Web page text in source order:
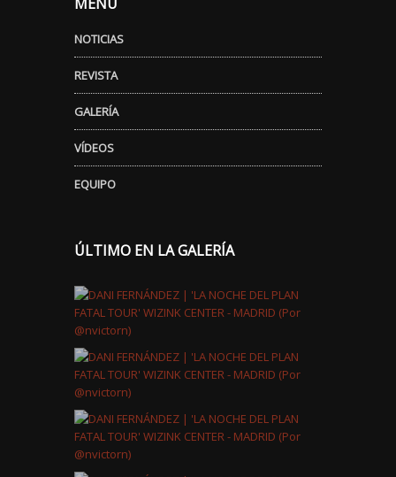
NOTICIAS
REVISTA
GALERÍA
VÍDEOS
EQUIPO
ÚLTIMO EN LA GALERÍA